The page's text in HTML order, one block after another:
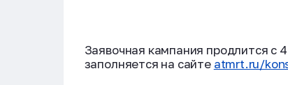
Заявочная кампания продлится с
заполняется на сайте atmrt.ru/